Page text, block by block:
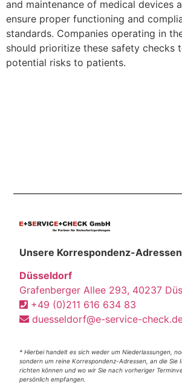
and maintenance of medical devices
ensure proper functioning and
standards. Companies operating in
should prioritize these safety checks
potential risks to patients.
Unsere Korrespondenz-
Düsseldorf
Grafenberger Allee 293, 40237
+49 (0)211 616 634 83
duesseldorf@e-service-
* Hierbei handelt es sich weder um Niederlassungen,
sondern um reine Korrespondenz-Adressen, an die Sie
richten können und wo wir Sie nach vorheriger
persönlich empfangen.